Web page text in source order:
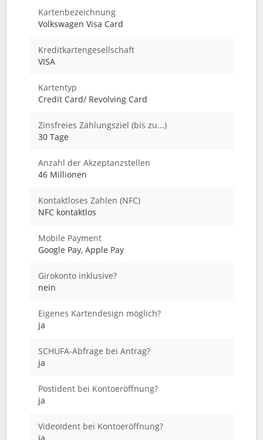
Kartenbezeichnung
Volkswagen Visa Card
Kreditkartengesellschaft
VISA
Kartentyp
Credit Card/ Revolving Card
Zinsfreies Zahlungsziel (bis zu...)
30 Tage
Anzahl der Akzeptanzstellen
46 Millionen
Kontaktloses Zahlen (NFC)
NFC kontaktlos
Mobile Payment
Google Pay, Apple Pay
Girokonto inklusive?
nein
Eigenes Kartendesign möglich?
ja
SCHUFA-Abfrage bei Antrag?
ja
Postident bei Kontoeröffnung?
ja
VideoIdent bei Kontoeröffnung?